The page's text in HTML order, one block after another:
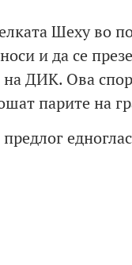
Шеху во
и да се
ДИК. Ова
парите на